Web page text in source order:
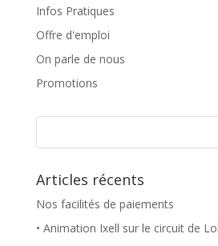
Infos Pratiques
Offre d'emploi
On parle de nous
Promotions
Articles récents
Nos facilités de paiements
• Animation Ixell sur le circuit de